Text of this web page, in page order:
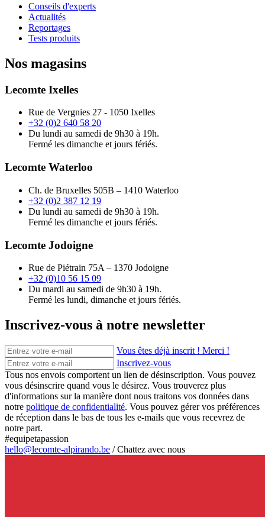
Conseils d'experts
Actualités
Reportages
Tests produits
Nos magasins
Lecomte Ixelles
Rue de Vergnies 27 - 1050 Ixelles
+32 (0)2 640 58 20
Du lundi au samedi de 9h30 à 19h.
Fermé les dimanche et jours fériés.
Lecomte Waterloo
Ch. de Bruxelles 505B – 1410 Waterloo
+32 (0)2 387 12 19
Du lundi au samedi de 9h30 à 19h.
Fermé les dimanche et jours fériés.
Lecomte Jodoigne
Rue de Piétrain 75A – 1370 Jodoigne
+32 (0)10 56 15 09
Du mardi au samedi de 9h30 à 19h.
Fermé les lundi, dimanche et jours fériés.
Inscrivez-vous à notre newsletter
Vous êtes déjà inscrit ! Merci !
Inscrivez-vous
Tous nos envois comportent un lien de désinscription. Vous pouvez
vous désinscrire quand vous le désirez. Vous trouverez plus
d'informations sur la manière dont nous traitons vos données dans
notre politique de confidentialité. Vous pouvez gérer vos préférences
de réception dans le bas de tous les e-mails que vous recevrez de
notre part.
#equipetapassion
hello@lecomte-alpirando.be /Chattez avec nous